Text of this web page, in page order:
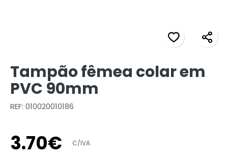
Tampão fêmea colar em
PVC 90mm
REF: 010020010186
3.70€ C/IVA